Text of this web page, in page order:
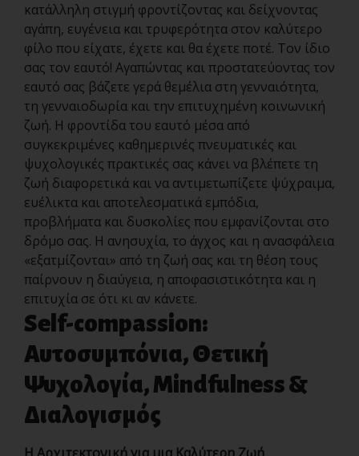
κατάλληλη στιγμή φροντίζοντας και δείχνοντας
αγάπη, ευγένεια και τρυφερότητα στον καλύτερο
φίλο που είχατε, έχετε και θα έχετε ποτέ. Τον ίδιο
σας τον εαυτό! Αγαπώντας και προστατεύοντας τον
εαυτό σας βάζετε γερά θεμέλια στη γενναιότητα,
τη γενναιοδωρία και την επιτυχημένη κοινωνική
ζωή. Η φροντίδα του εαυτό μέσα από
συγκεκριμένες καθημερινές πνευματικές και
ψυχολογικές πρακτικές σας κάνει να βλέπετε τη
ζωή διαφορετικά και να αντιμετωπίζετε ψύχραιμα,
ευέλικτα και αποτελεσματικά εμπόδια,
προβλήματα και δυσκολίες που εμφανίζονται στο
δρόμο σας. Η ανησυχία, το άγχος και η ανασφάλεια
«εξατμίζονται» από τη ζωή σας και τη θέση τους
παίρνουν η διαύγεια, η αποφασιστικότητα και η
επιτυχία σε ότι κι αν κάνετε.
Self-compassion:
Αυτοσυμπόνια,Θετική
Ψυχολογία,Mindfulness &
Διαλογισμός